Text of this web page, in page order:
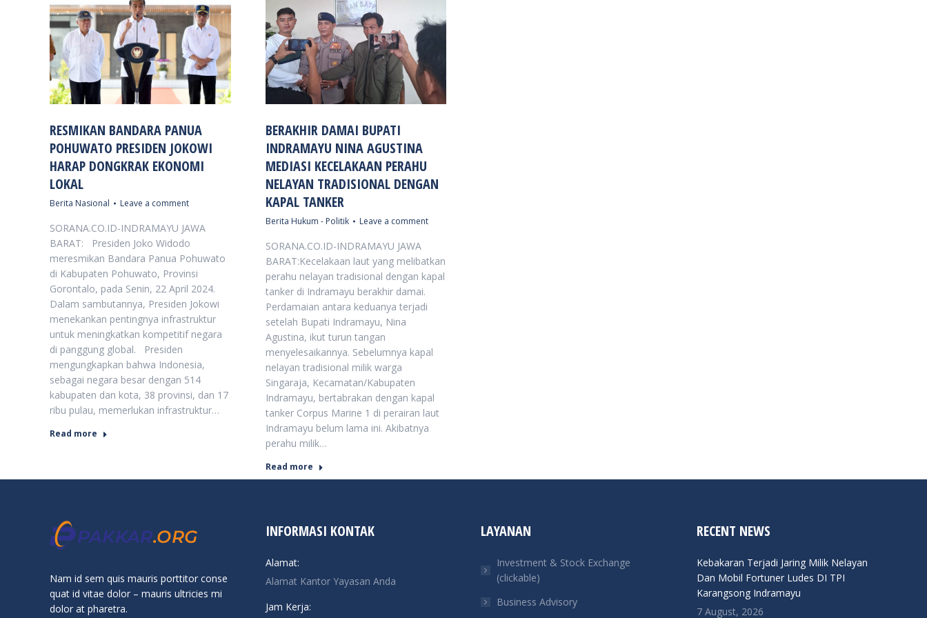
RESMIKAN BANDARA PANUA
POHUWATO PRESIDEN JOKOWI
HARAP DONGKRAK EKONOMI
LOKAL
Berita Nasional Leave a comment
SORANA.CO.ID-INDRAMAYU JAWA
BARAT: Presiden Joko Widodo
meresmikan Bandara Panua Pohuwato
di Kabupaten Pohuwato, Provinsi
Gorontalo, pada Senin, 22 April 2024.
Dalam sambutannya, Presiden Jokowi
menekankan pentingnya infrastruktur
untuk meningkatkan kompetitif negara
di panggung global. Presiden
mengungkapkan bahwa Indonesia,
sebagai negara besar dengan 514
kabupaten dan kota, 38 provinsi, dan 17
ribu pulau, memerlukan infrastruktur…
Read more
BERAKHIR DAMAI BUPATI
INDRAMAYU NINA AGUSTINA
MEDIASI KECELAKAAN PERAHU
NELAYAN TRADISIONAL DENGAN
KAPAL TANKER
Berita Hukum - Politik Leave a comment
SORANA.CO.ID-INDRAMAYU JAWA
BARAT:Kecelakaan laut yang melibatkan
perahu nelayan tradisional dengan kapal
tanker di Indramayu berakhir damai.
Perdamaian antara keduanya terjadi
setelah Bupati Indramayu, Nina
Agustina, ikut turun tangan
menyelesaikannya. Sebelumnya kapal
nelayan tradisional milik warga
Singaraja, Kecamatan/Kabupaten
Indramayu, bertabrakan dengan kapal
tanker Corpus Marine 1 di perairan laut
Indramayu belum lama ini. Akibatnya
perahu milik…
Read more
Nam id sem quis mauris porttitor conse
quat id vitae dolor – mauris ultricies mi
dolor at pharetra.
INFORMASI KONTAK
Alamat:
Alamat Kantor Yayasan Anda
Jam Kerja:
LAYANAN
Investment & Stock Exchange
(clickable)
Business Advisory
RECENT NEWS
Kebakaran Terjadi Jaring Milik Nelayan
Dan Mobil Fortuner Ludes DI TPI
Karangsong Indramayu
7 August, 2026